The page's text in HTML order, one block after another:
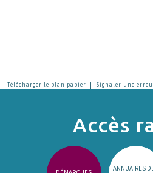
Télécharger le plan papier | Signaler une
Accès
ANNUAIRES